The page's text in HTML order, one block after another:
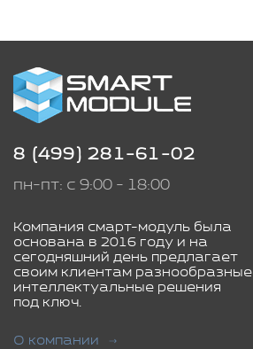
8 (499) 281-61-02
пн-пт: с 9:00 - 18:00
Компания смарт-модуль была
основана в 2016 году и на
сегодняшний день предлагает
своим клиентам разнообразные
интеллектуальные решения
под ключ.
О компании